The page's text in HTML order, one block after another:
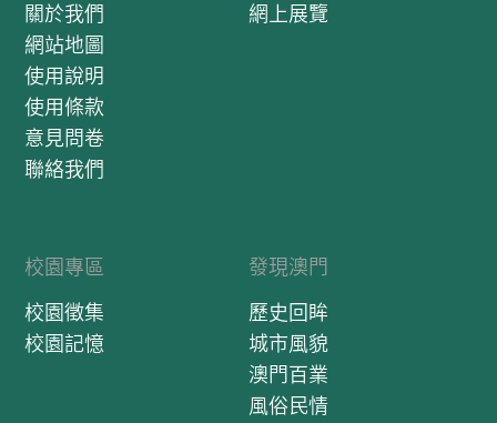
關於我們
網站地圖
使用說明
使用條款
意見問卷
聯絡我們
網上展覽
校園專區
校園徵集
校園記憶
發現澳門
歷史回眸
城市風貌
澳門百業
風俗民情